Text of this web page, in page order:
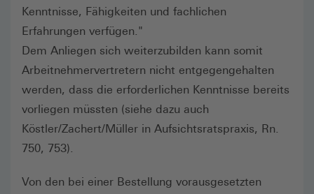
Kenntnisse, Fähigkeiten und fachlichen
Erfahrungen verfügen."
Dem Anliegen sich weiterzubilden kann somit
Arbeitnehmervertretern nicht entgegengehalten
werden, dass die erforderlichen Kenntnisse bereits
vorliegen müssten (siehe dazu auch
Köstler/Zachert/Müller in Aufsichtsratspraxis, Rn.
750, 753).
Von den bei einer Bestellung vorausgesetzten